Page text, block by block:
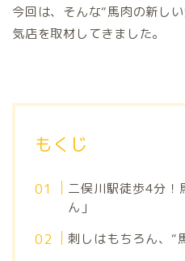
今回は、そんな“馬肉の新し
気店を取材してきました。
もくじ
二俣川駅徒歩4分！
ん」
刺しはもちろん、“